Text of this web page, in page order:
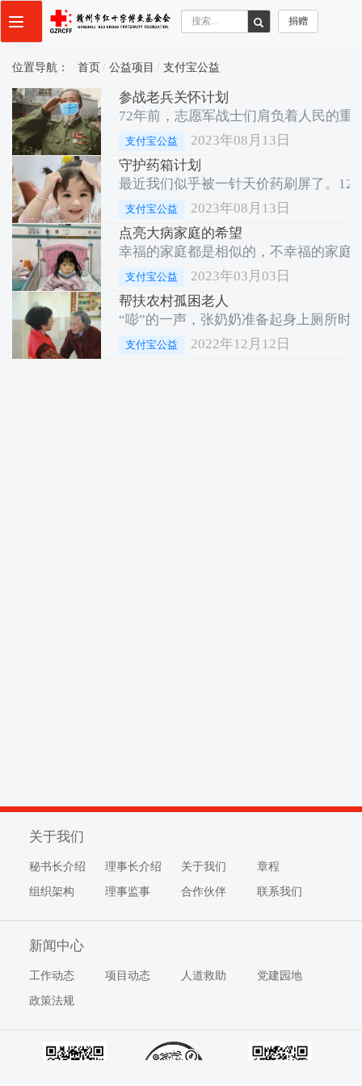
Toggle
navigation
捐赠
位置导航： 首页 公益项目 支付宝公益
参战老兵关怀计划
72年前，志愿军战士们肩负着人民的
支付宝公益
2023年08月13日
守护药箱计划
最近我们似乎被一针天价药刷屏了。
支付宝公益
2023年08月13日
点亮大病家庭的希望
幸福的家庭都是相似的，不幸福的家庭
支付宝公益
2023年03月03日
帮扶农村孤困老人
“嘭”的一声，张奶奶准备起身上厕所
支付宝公益 2022年12月12日
关于我们
秘书长介绍 理事长介绍 关于我们
章程
组织架构
理事监事 合作伙伴 联系我们
新闻中心
工作动态 项目动态 人道救助
党建园地
政策法规